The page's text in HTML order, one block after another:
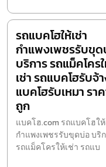
รถแบคโฮให้เช่า
กำแพงเพชรรับขุ
บริการ รถแม็คโคร
เช่า รถแบคโฮรับจ้
แบคโฮรับเหมา รา
ถูก
แบคโฮ.com รถแบคโฮใ
กำแพงเพชรรับขุดบ่อ บริ
รถแม็คโครให้เช่า รถแบ